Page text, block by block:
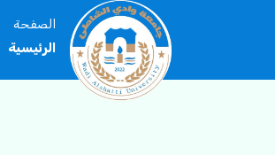
الصفحة
الرئيسية